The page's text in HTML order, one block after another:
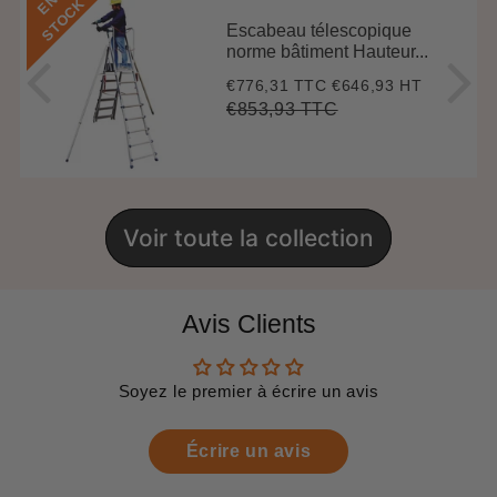
K
Escabeau télescopique
norme bâtiment Hauteur...
Prix
réduit
€776,31 TTC€776,31
€646,93 HT
Prix
€853,93 TTC€853,93
Voir toute la collection
Avis Clients
Soyez le premier à écrire un avis
Écrire un avis